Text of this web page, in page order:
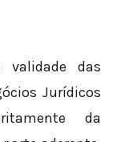
validade das
Jurídicos
da